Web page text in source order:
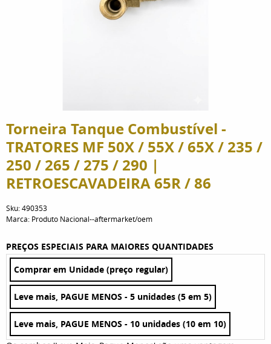
Torneira Tanque Combustível -
TRATORES MF 50X / 55X / 65X / 235 /
250 / 265 / 275 / 290 |
RETROESCAVADEIRA 65R / 86
Sku:490353
Marca: Produto Nacional--aftermarket/oem
PREÇOS ESPECIAIS PARA MAIORES QUANTIDADES
Comprar em Unidade (preço regular)
Leve mais, PAGUE MENOS - 5 unidades (5 em 5)
Leve mais, PAGUE MENOS - 10 unidades (10 em 10)